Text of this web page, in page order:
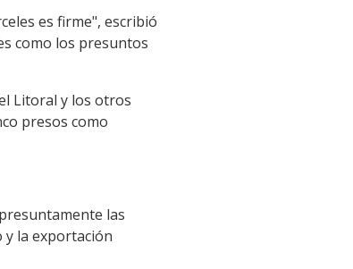
es firme", escribió
como los presuntos
Litoral y los otros
presos como
las
y la exportación